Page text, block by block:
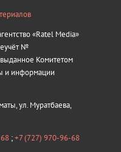
«Ratel Media»
№
Комитетом
и информации
ул. Муратбаева,
;+7 (727) 970-96-68